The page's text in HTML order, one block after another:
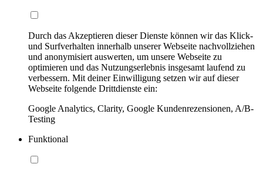
Durch das Akzeptieren dieser Dienste können wir das Klick-
und Surfverhalten innerhalb unserer Webseite nachvollziehen
und anonymisiert auswerten, um unsere Webseite zu
optimieren und das Nutzungserlebnis insgesamt laufend zu
verbessern. Mit deiner Einwilligung setzen wir auf dieser
Webseite folgende Drittdienste ein:
Google Analytics, Clarity, Google Kundenrezensionen, A/B-
Testing
Funktional